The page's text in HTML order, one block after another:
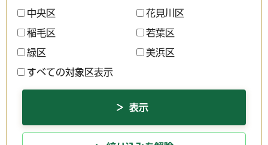
中央区 花見川区
稲毛区 若葉区
緑区 美浜区
すべての対象区表示